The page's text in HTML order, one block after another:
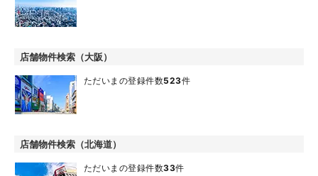
店舗物件検索（大阪）
ただいまの登録件数523件
店舗物件検索（北海道）
ただいまの登録件数33件